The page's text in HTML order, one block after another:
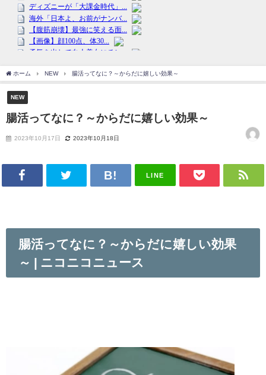
ホーム NEW 腸活ってなに？～からだに嬉しい効果～
NEW
腸活ってなに？～からだに嬉しい効果～
2023年10月17日 2023年10月18日
LINE
腸活ってなに？～からだに嬉しい効果
～ | ニコニコニュース